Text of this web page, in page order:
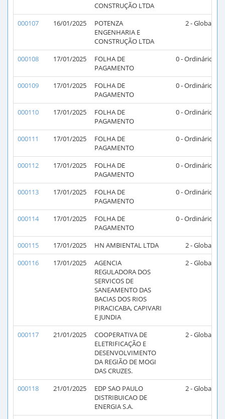
CONSTRUÇÃO LTDA
000107 16/01/2025
POTENZA
ENGENHARIA E
CONSTRUÇÃO LTDA
2 - Global
000108 17/01/2025
FOLHA DE
PAGAMENTO
0 - Ordinário
000109 17/01/2025
FOLHA DE
PAGAMENTO
0 - Ordinário
000110 17/01/2025
FOLHA DE
PAGAMENTO
0 - Ordinário
000111 17/01/2025
FOLHA DE
PAGAMENTO
0 - Ordinário
000112 17/01/2025
FOLHA DE
PAGAMENTO
0 - Ordinário
000113 17/01/2025
FOLHA DE
PAGAMENTO
0 - Ordinário
000114 17/01/2025
FOLHA DE
PAGAMENTO
0 - Ordinário
000115 17/01/2025 HN AMBIENTAL LTDA 2 - Global
000116
17/01/2025
AGENCIA
REGULADORA DOS
SERVICOS DE
SANEAMENTO DAS
BACIAS DOS RIOS
PIRACICABA, CAPIVARI
E JUNDIA
2 - Global
000117 21/01/2025
COOPERATIVA DE
ELETRIFICAÇÃO E
DESENVOLVIMENTO
DA REGIÃO DE MOGI
DAS CRUZES.
2 - Global
000118 21/01/2025
EDP SAO PAULO
DISTRIBUICAO DE
ENERGIA S.A.
2 - Global